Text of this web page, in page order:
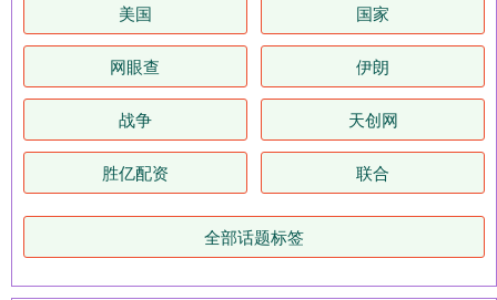
美国 国家
网眼查 伊朗
战争 天创网
胜亿配资 联合
全部话题标签